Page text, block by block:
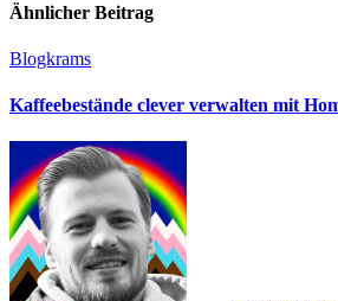
Ähnlicher Beitrag
Blogkrams
Kaffeebestände clever verwalten mit